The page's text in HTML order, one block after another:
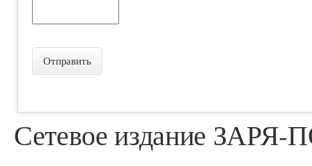
Отправить
Сетевое издание